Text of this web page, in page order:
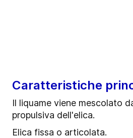
Caratteristiche
Il liquame viene mescolato
propulsiva dell'elica.
Elica fissa o articolata.